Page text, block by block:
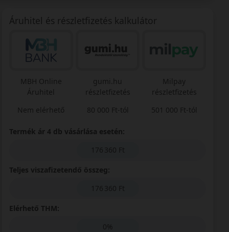
Áruhitel és részletfizetés kalkulátor
MBH Online
Áruhitel
Nem elérhető
gumi.hu
részletfizetés
80 000 Ft-tól
Milpay
részletfizetés
501 000 Ft-tól
Termék ár 4 db vásárlása esetén:
176 360 Ft
Teljes viszafizetendő összeg:
176 360 Ft
Elérhető THM:
0%